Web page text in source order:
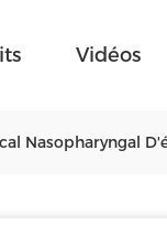
Vidéos
Nasopharyngal